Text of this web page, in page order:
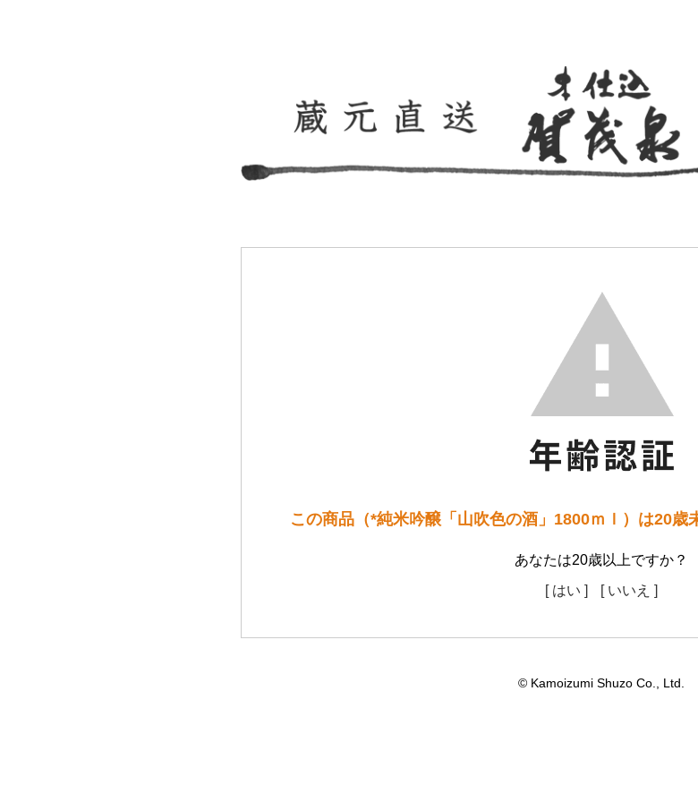
この商品（*純米吟醸「山吹色の酒」1800ｍｌ）は20歳
あなたは20歳以上ですか？
[ はい ]
[ いいえ ]
© Kamoizumi Shuzo Co., Ltd.